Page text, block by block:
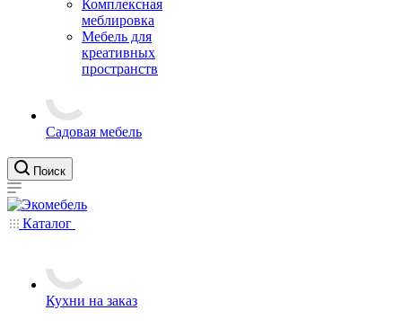
Комплексная
меблировка
Мебель для
креативных
пространств
Садовая мебель
Поиск
Каталог
Кухни на заказ